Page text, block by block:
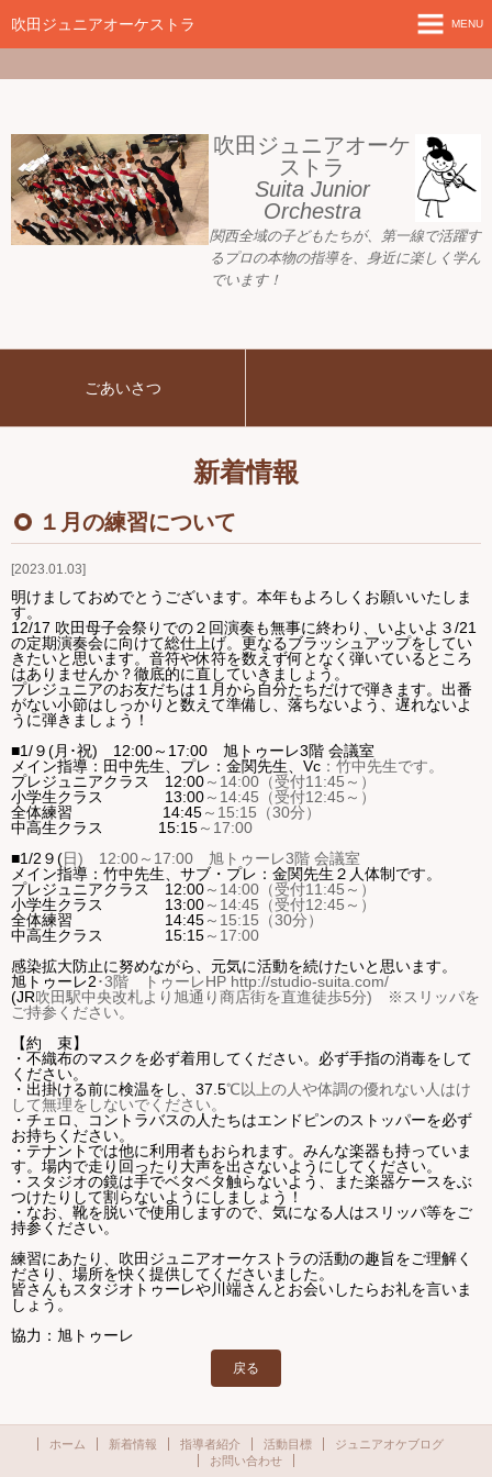
verification=nW1XDOjsXUeBk5Tr0WL2kTnlmTP78udH3yRHAbTSBv8
吹田ジュニアオーケストラ
吹田ジュニアオーケ
ストラ
Suita Junior
Orchestra
関西全域の子どもたちが、
第一線で活躍す
るプロの本物の指導を、身近に楽しく学ん
でいます！
MENU
ホーム
新着情報
活動目標
指導者ご紹介
プレジュニア クラス
Ｑ＆Ａ
お問い合わせ
ジュニアオケブログ
ごあいさつ
新着情報
2023.01.03
１月の練習について
明けましておめでとうございます。本年もよろしくお願いいたしま
す。
12/17 吹田母子会祭りでの２回演奏も無事に終わり、いよいよ３/21
の定期演奏会に向けて総仕上げ。更なるブラッシュアップをしてい
きたいと思います。音符や休符を数えず何となく弾いているところ
はありませんか？徹底的に直していきましょう。
プレジュニアのお友だちは１月から自分たちだけで弾きます。出番
がない小節はしっかりと数えて準備し、落ちないよう、遅れないよ
うに弾きましょう！
■1/９(月 ･祝) 12:00～ 17:00 旭トゥーレ3階 会議室
メイン指導：田中先生、プレ：金関先生、 Vc ：竹中先生です。
プレジュニアクラス 12:00～ 14:00 （受付11:45 ～）
小学生クラス 13:00～ 14:45 （受付12:45 ～）
全体練習
14:45～ 15:15 （30分）
中高生クラス
15:15～ 17:00
■1/2９(日) 12:00～ 17:00 旭トゥーレ3階 会議室
メイン指導：竹中先生、サブ・プレ：金関先生２人体制です。
プレジュニアクラス 12:00～ 14:00 （受付11:45 ～）
小学生クラス 13:00～ 14:45 （受付12:45 ～）
全体練習 14:45～ 15:15 （30分）
中高生クラス 15:15～ 17:00
感染拡大防止に努めながら、元気に活動を続けたいと思います。
旭トゥーレ2･3階 トゥーレHP http://studio-suita.com/
(JR吹田駅中央改札より旭通り商店街を直進徒歩5分) ※スリッパを
ご持参ください。
【約 束】
・不織布のマスクを必ず着用してください。必ず手指の消毒をして
ください。
・出掛ける前に検温をし、 37.5℃以上の人や体調の優れない人はけ
して無理をしないでください。
・チェロ、コントラバスの人たちはエンドピンのストッパーを必ず
お持ちください。
・テナントでは他に利用者もおられます。みんな楽器も持っていま
す。場内で走り回ったり大声を出さないようにしてください。
・スタジオの鏡は手でベタベタ触らないよう、また楽器ケースをぶ
つけたりして割らないようにしましょう！
・なお、靴を脱いで使用しますので、気になる人はスリッパ等をご
持参ください。
練習にあたり、吹田ジュニアオーケストラの活動の趣旨をご理解く
ださり、場所を快く提供してくださいました。
皆さんもスタジオトゥーレや川端さんとお会いしたらお礼を言いま
しょう。
協力：旭トゥーレ
戻る
ホーム 新着情報 指導者紹介 活動目標
ジュニアオケブログ
お問い合わせ